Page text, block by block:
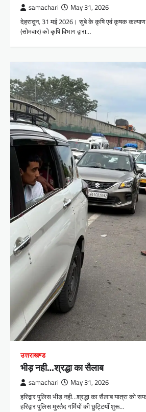
samachari May 31, 2026
देहरादून, 31 मई 2026। सुबे के कृषि एवं कृषक
(सोमवार) को कृषि विभाग द्वारा…
उत्तराखण्ड
भीड़ नही…श्रद्धा का सैलाब
samachari May 31, 2026
हरिद्वार पुलिस भीड़ नही…श्रद्धा का सैलाब यात्रा को
हरिद्वार पुलिस मुस्तैद गर्मियों की छुट्टियाँ शुरू…